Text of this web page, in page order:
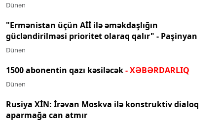
Dünən
"Ermənistan üçün Aİİ ilə əməkdaşlığın
gücləndirilməsi prioritet olaraq qalır" - Paşinyan
Dünən
1500 abonentin qazı kəsiləcək- XƏBƏRDARLIQ
Dünən
Rusiya XİN: İrəvan Moskva ilə konstruktiv dialoq
aparmağa can atmır